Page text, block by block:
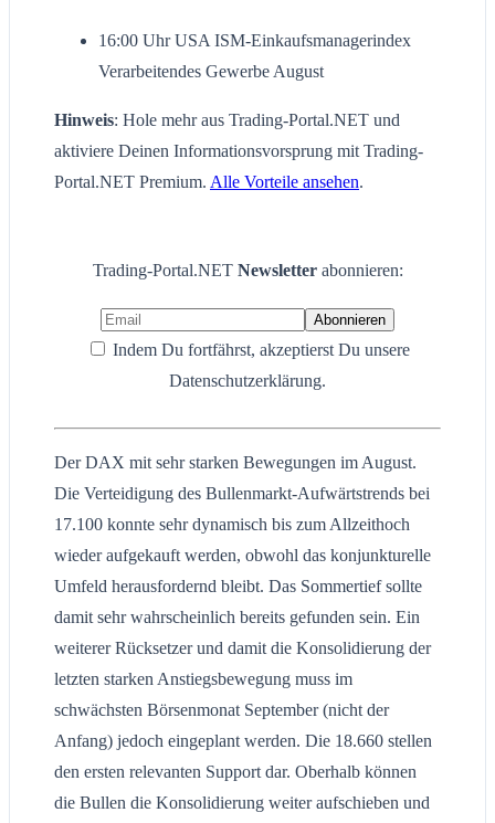
16:00 Uhr USA ISM-Einkaufsmanagerindex
Verarbeitendes Gewerbe August
Hinweis: Hole mehr aus Trading-Portal.NET und
aktiviere Deinen Informationsvorsprung mit Trading-
Portal.NET Premium. Alle Vorteile ansehen.
Trading-Portal.NET Newsletter abonnieren:
Indem Du fortfährst, akzeptierst Du unsere
Datenschutzerklärung.
Der DAX mit sehr starken Bewegungen im August.
Die Verteidigung des Bullenmarkt-Aufwärtstrends bei
17.100 konnte sehr dynamisch bis zum Allzeithoch
wieder aufgekauft werden, obwohl das konjunkturelle
Umfeld herausfordernd bleibt. Das Sommertief sollte
damit sehr wahrscheinlich bereits gefunden sein. Ein
weiterer Rücksetzer und damit die Konsolidierung der
letzten starken Anstiegsbewegung muss im
schwächsten Börsenmonat September (nicht der
Anfang) jedoch eingeplant werden. Die 18.660 stellen
den ersten relevanten Support dar. Oberhalb können
die Bullen die Konsolidierung weiter aufschieben und